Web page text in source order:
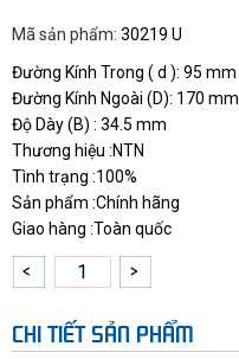
Mã sản phẩm: 30219 U
Đường Kính Trong ( d ): 95 mm
Đường Kính Ngoài (D): 170 mm
Độ Dày (B) : 34.5 mm
Thương hiệu :NTN
Tình trạng :100%
Sản phẩm :Chính hãng
Giao hàng :Toàn quốc
CHI TIẾT SẢN PHẨM